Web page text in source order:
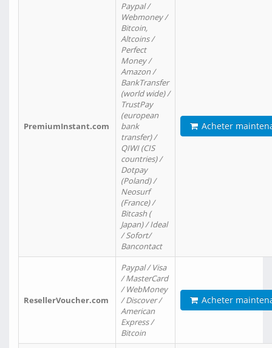
PremiumInstant.com
Paypal /
Webmoney /
Bitcoin,
Altcoins /
Perfect
Money /
Amazon /
BankTransfer
(world wide) /
TrustPay
(european
bank
transfer) /
QIWI (CIS
countries) /
Dotpay
(Poland) /
Neosurf
(France) /
Bitcash (
Japan) / Ideal
/ Sofort/
Bancontact
Acheter
ResellerVoucher.com
Paypal / Visa
/ MasterCard
/ WebMoney
/ Discover /
American
Express /
Bitcoin
Acheter